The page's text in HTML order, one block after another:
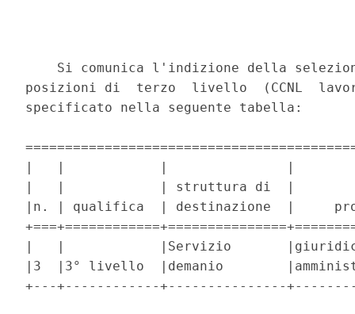
Si comunica l'indizione della
posizioni di  terzo  livello  (CCNL
specificato nella seguente tabella:
|   |            | struttura di  |
|n. | qualifica  | destinazione  |
|   |            |Servizio
|3  |3° livello  |demanio
+---+------------+---------------